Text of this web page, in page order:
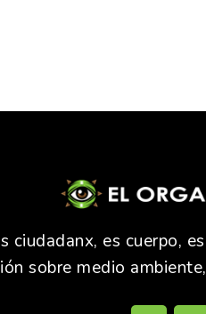
ciudadanx, es cuerpo,
sobre medio